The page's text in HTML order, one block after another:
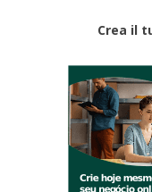
Crea il